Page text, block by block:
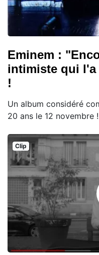
Eminem :
intimiste qui l'a
!
Un album considéré
20 ans le 12 novembre !
Clip